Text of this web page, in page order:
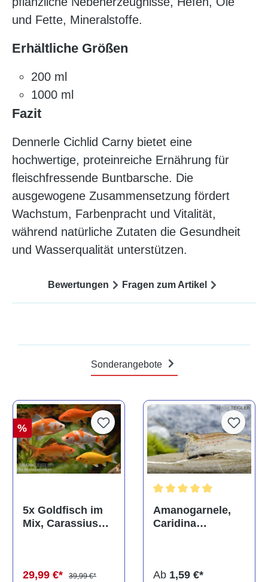
und Fette, Mineralstoffe.
Erhältliche Größen
200 ml
1000 ml
Fazit
Dennerle Cichlid Carny bietet eine
hochwertige, proteinreiche Ernährung für
fleischfressende Buntbarsche. Die
ausgewogene Zusammensetzung fördert
Wachstum, Farbenpracht und Vitalität,
während natürliche Zutaten die Gesundheit
und Wasserqualität unterstützen.
Bewertungen Fragen zum Artikel
Sonderangebote
%
5x Goldfisch im
Mix, Carassius
29,99 €*
39,99 €*
Amanogarnele,
Caridina
Ab 1,59 €*